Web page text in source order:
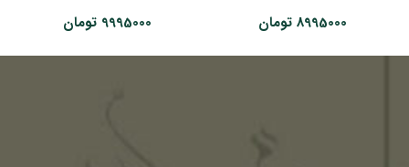
8995000 تومان
9995000 تومان